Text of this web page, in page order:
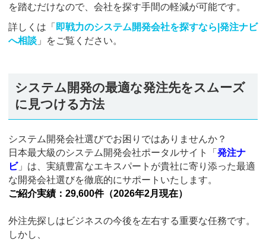
を踏むだけなので、会社を探す手間の軽減が可能です。
詳しくは「 即戦力のシステム開発会社を探すなら|発注ナビ
へ相談 」をご覧ください。
システム開発の最適な発注先をスムーズ
に見つける方法
システム開発会社選びでお困りではありませんか？
日本最大級のシステム開発会社ポータルサイト「 発注ナ
ビ」は、実績豊富なエキスパートが貴社に寄り添った最適
な開発会社選びを徹底的にサポートいたします。
ご紹介実績：29,600件（2026年2月現在）
外注先探しはビジネスの今後を左右する重要な任務です。
しかし、